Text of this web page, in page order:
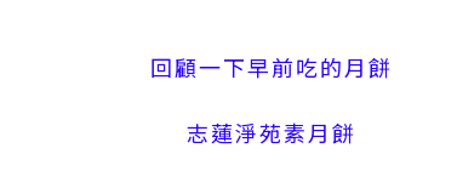
回顧一下早前吃的月餅
志蓮淨苑素月餅